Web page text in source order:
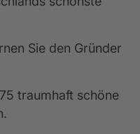
Sie den Gründer
traumhaft schöne